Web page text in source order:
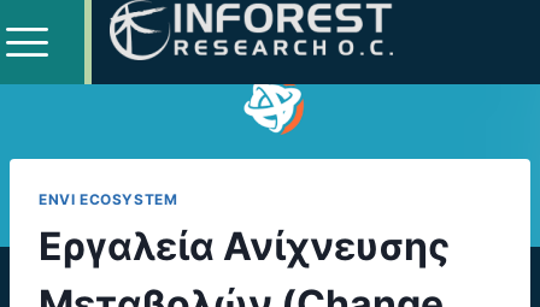
ENVI ECOSYSTEM
Εργαλεία Ανίχνευσης